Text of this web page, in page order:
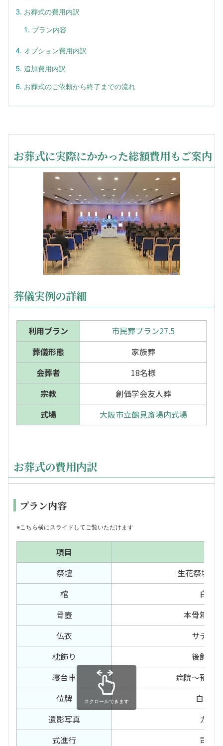
お葬式の費用内訳
プラン内容
オプション費用内訳
追加費用内訳
お葬式のご依頼から終了までの流れ
お葬式に実際にかかった総額費用もご案内
葬儀実例の詳細
利用プラン
市民葬プラン27.5
葬儀形態
家族葬
会葬者
18名様
宗教
創価学会友人葬
式場
大阪市立鶴見斎場内式場
お葬式の費用内訳
プラン内容
※こちら横にスライドしてご覧いただけます
項目
祭壇
生花祭壇
棺
白布棺
骨壺
本骨箱・
仏衣
サテン
枕飾り
後飾り
寝台車
病院〜預か
位牌
白木位
遺影写真
カラー
式進行
司会者
スクロールできます